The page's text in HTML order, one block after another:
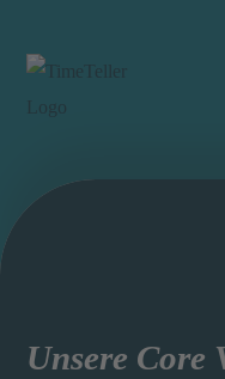
Unsere Core